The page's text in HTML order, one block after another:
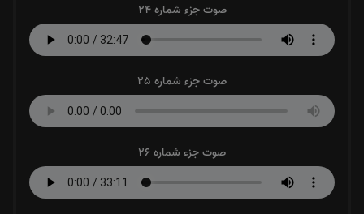
صوت جزء شماره 24
صوت جزء شماره 25
صوت جزء شماره 26